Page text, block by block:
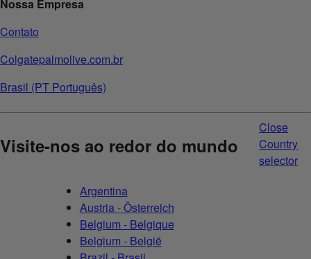
Nossa Empresa
Contato
Colgatepalmolive.com.br
Brasil (PT Português)
Visite-nos ao redor do mundo
Close
Country
selector
Argentina
Austria - Österreich
Belgium - Belgique
Belgium - België